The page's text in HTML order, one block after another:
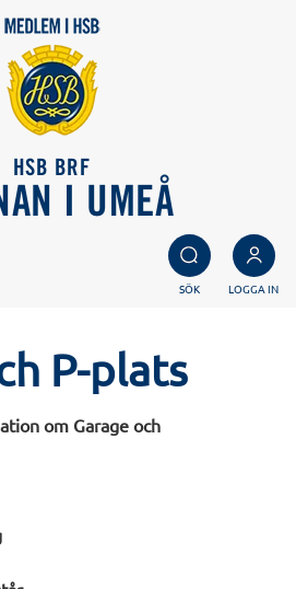
HSB BRF
I UMEÅ
SÖK LOGGA IN
P-plats
om Garage och